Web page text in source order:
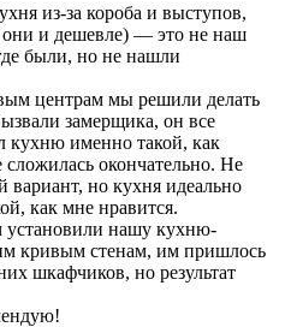
из-за короба и выступов,
они и дешевле) — это не наш
были, но не нашли
центрам мы решили делать
замерщика, он все
кухню именно такой, как
сложилась окончательно. Не
но кухня идеально
как мне нравится.
установили нашу кухню-
кривым стенам, им пришлось
шкафчиков, но результат